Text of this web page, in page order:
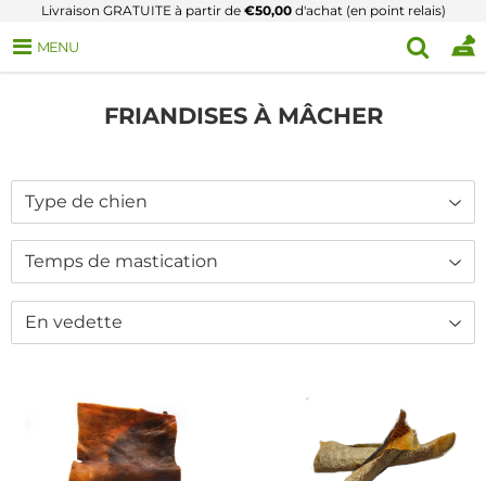
Livraison GRATUITE à partir de €50,00d'achat (en point relais)
MENU
FRIANDISES À MÂCHER